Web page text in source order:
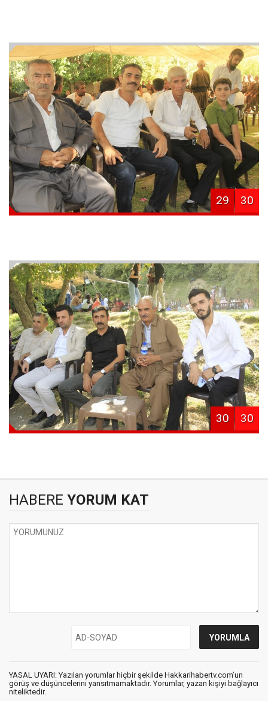
29 30
30 30
HABERE YORUM KAT
YASAL UYARI: Yazılan yorumlar hiçbir şekilde Hakkarihabertv.com’un
görüş ve düşüncelerini yansıtmamaktadır. Yorumlar, yazan kişiyi bağlayıcı
niteliktedir.